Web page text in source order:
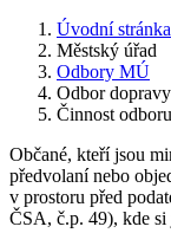
Úvodní stránka
Městský úřad
Odbory MÚ
Odbor
Činnost odboru
Občané, kteří jsou
předvolaní nebo
v prostoru před
ČSA, č.p. 49), kde si